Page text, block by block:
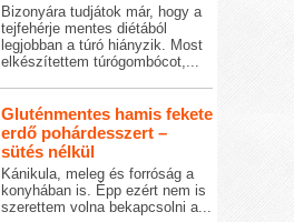
Bizonyára tudjátok már, hogy a
tejfehérje mentes diétából
legjobban a túró hiányzik. Most
elkészítettem túrógombócot,...
Gluténmentes hamis fekete
erdő pohárdesszert –
sütés nélkül
Kánikula, meleg és forróság a
konyhában is. Épp ezért nem is
szerettem volna bekapcsolni a...